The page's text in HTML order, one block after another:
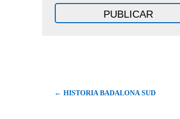
← HISTORIA BADALONA SUD